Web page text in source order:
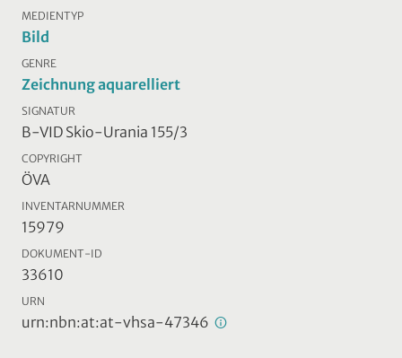
MEDIENTYP
Bild
GENRE
Zeichnung aquarelliert
SIGNATUR
B-VID Skio-Urania 155/3
COPYRIGHT
ÖVA
INVENTARNUMMER
15979
DOKUMENT-ID
33610
URN
urn:nbn:at:at-vhsa-47346